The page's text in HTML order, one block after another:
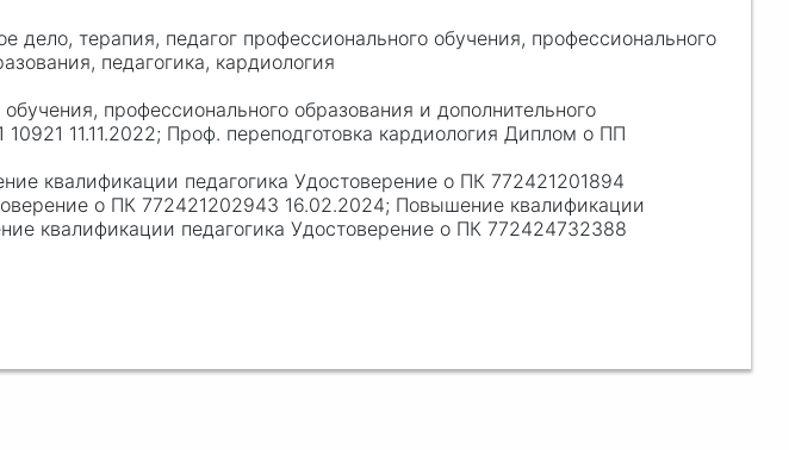
дело, терапия, педагог профессионального обучения, профессионального
педагогика, кардиология
профессионального образования и дополнительного
11.11.2022; Проф. переподготовка кардиология Диплом о ПП
квалификации педагогика Удостоверение о ПК 772421201894
о ПК 772421202943 16.02.2024; Повышение квалификации
квалификации педагогика Удостоверение о ПК 772424732388